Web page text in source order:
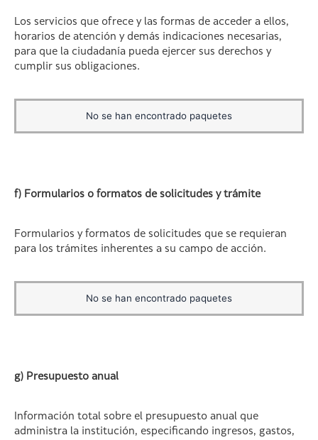
Los servicios que ofrece y las formas de acceder a ellos,
horarios de atención y demás indicaciones necesarias,
para que la ciudadanía pueda ejercer sus derechos y
cumplir sus obligaciones.
No se han encontrado paquetes
f) Formularios o formatos de solicitudes y trámite
Formularios y formatos de solicitudes que se requieran
para los trámites inherentes a su campo de acción.
No se han encontrado paquetes
g) Presupuesto anual
Información total sobre el presupuesto anual que
administra la institución, especificando ingresos, gastos,